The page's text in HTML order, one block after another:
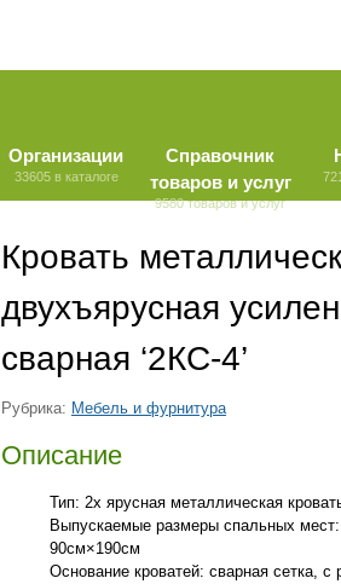
Организации
33605 в каталоге
Справочник
товаров и услуг
9580 товаров и услуг
Кровать
двухъярусная
сварная ‘2КС-4’
Рубрика: Мебель и фурнитура
Описание
Тип: 2х ярусная металлическая
Выпускаемые размеры спальных
90см×190см
Основание кроватей: сварная сетка, с